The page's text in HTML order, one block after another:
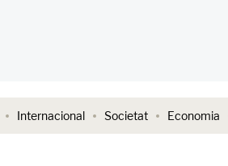
Internacional Societat Economia